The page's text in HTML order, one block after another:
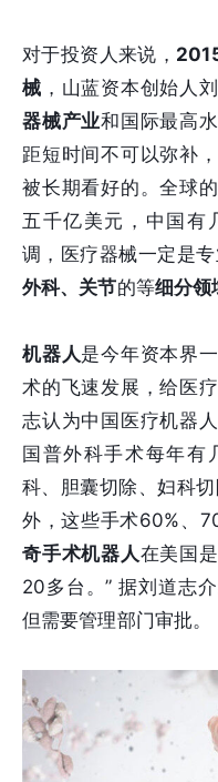
对于投资人来说，
械 ，山蓝资本创始人
器械产业和国际最高
距短时间不可以弥补
被长期看好的。全球
五千亿美元，中国有
调，医疗器械一定是
外科、关节的等细分领
机器人是今年资本界
术的飞速发展，给医
志认为中国医疗机器
国普外科手术每年有
科、胆囊切除、妇科
外，这些手术60%、
奇手术机器人在美国
20多台。” 据刘道志
但需要管理部门审批。